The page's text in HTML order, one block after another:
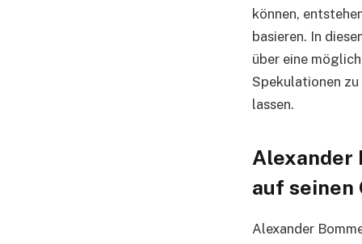
können,
basieren. In
über eine
Spekulationen
lassen.
Alexander
auf seinen
Alexander